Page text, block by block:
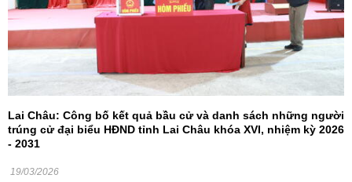
Lai Châu: Công bố kết quả bầu cử và danh sách những người
trúng cử đại biểu HĐND tỉnh Lai Châu khóa XVI, nhiệm kỳ 2026
- 2031
19/03/2026